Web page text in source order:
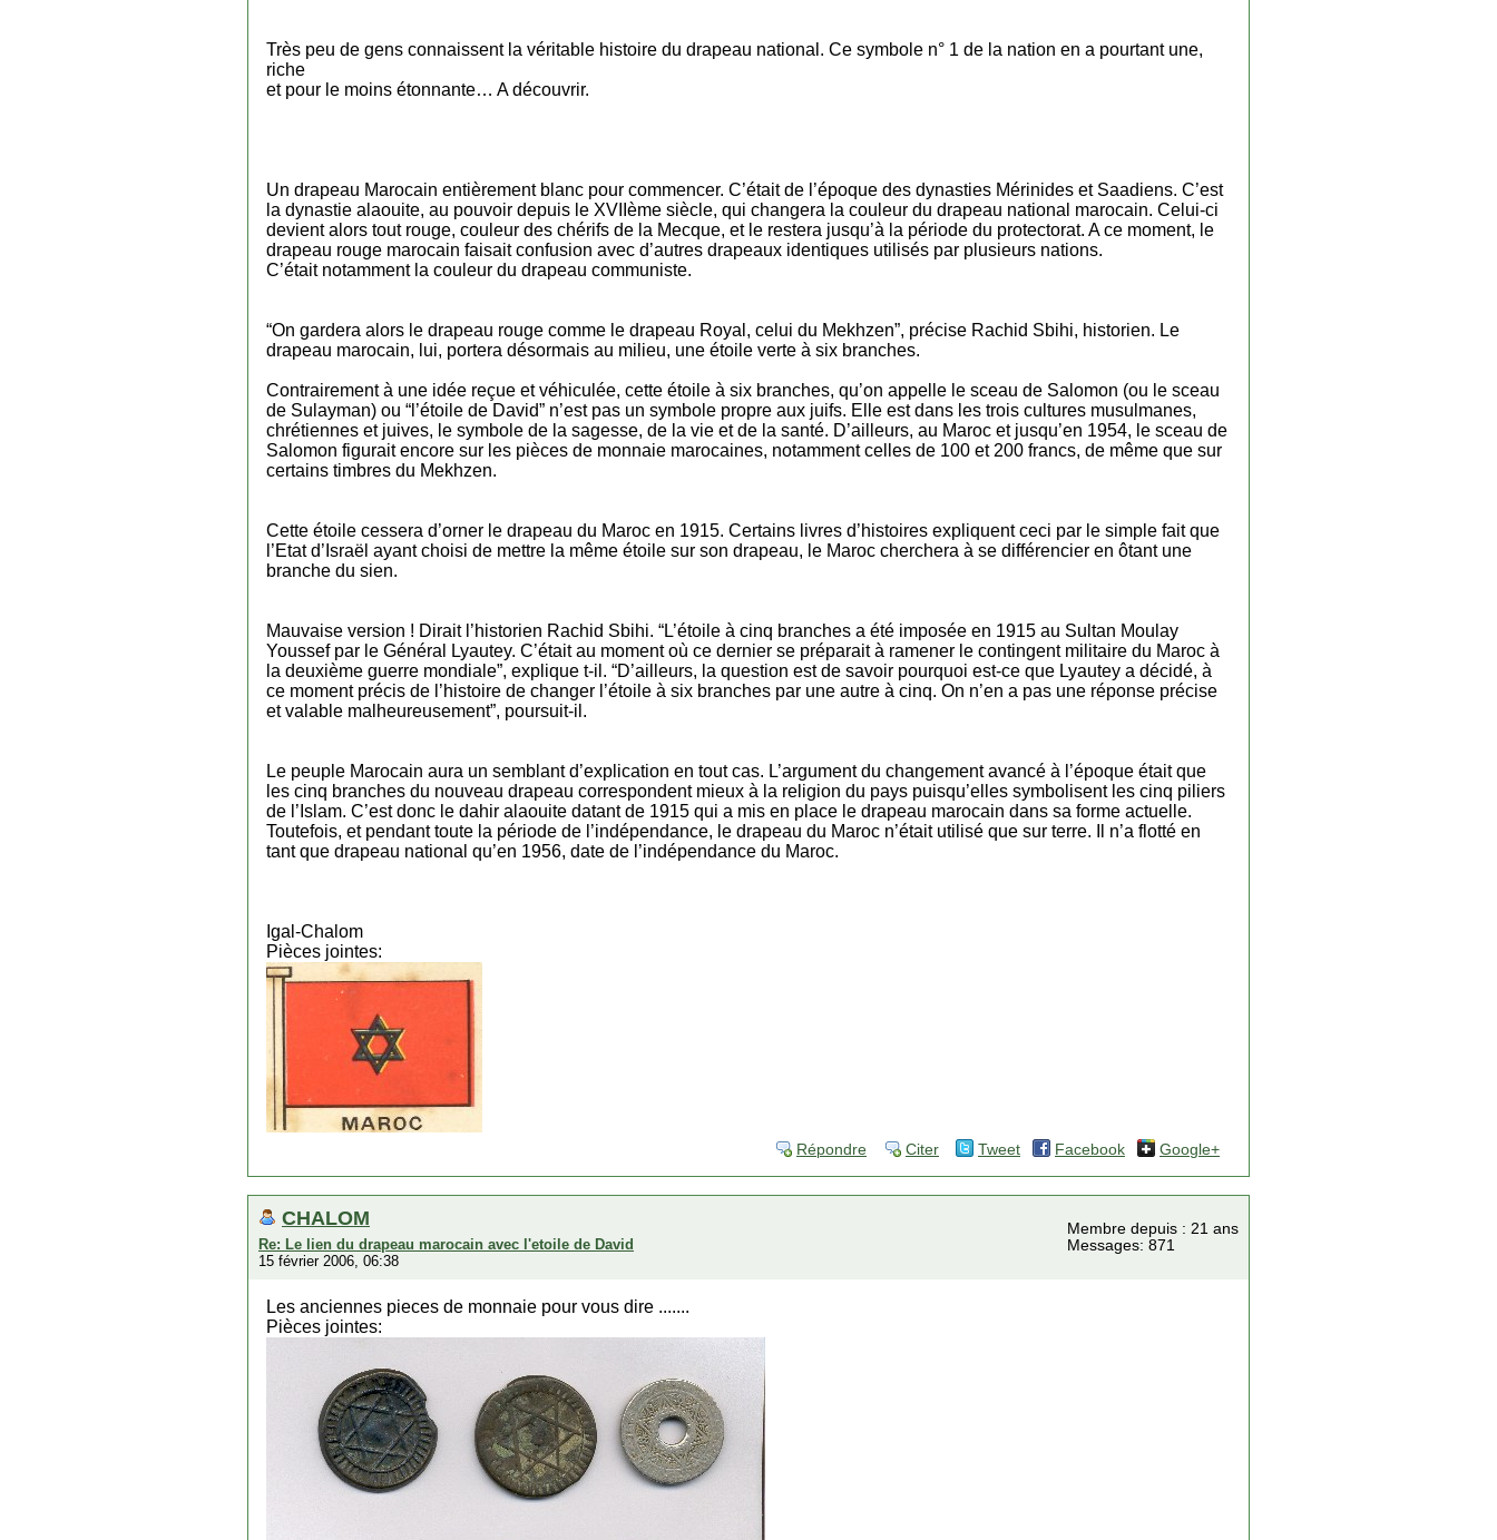
Très peu de gens connaissent la véritable histoire du drapeau national. Ce symbole n° 1 de la nation en a pourtant une,
riche
et pour le moins étonnante… A découvrir.
Un drapeau Marocain entièrement blanc pour commencer. C’était de l’époque des dynasties Mérinides et Saadiens. C’est
la dynastie alaouite, au pouvoir depuis le XVIIème siècle, qui changera la couleur du drapeau national marocain. Celui-ci
devient alors tout rouge, couleur des chérifs de la Mecque, et le restera jusqu’à la période du protectorat. A ce moment, le
drapeau rouge marocain faisait confusion avec d’autres drapeaux identiques utilisés par plusieurs nations.
C’était notamment la couleur du drapeau communiste.
“On gardera alors le drapeau rouge comme le drapeau Royal, celui du Mekhzen”, précise Rachid Sbihi, historien. Le
drapeau marocain, lui, portera désormais au milieu, une étoile verte à six branches.
Contrairement à une idée reçue et véhiculée, cette étoile à six branches, qu’on appelle le sceau de Salomon (ou le sceau
de Sulayman) ou “l’étoile de David” n’est pas un symbole propre aux juifs. Elle est dans les trois cultures musulmanes,
chrétiennes et juives, le symbole de la sagesse, de la vie et de la santé. D’ailleurs, au Maroc et jusqu’en 1954, le sceau de
Salomon figurait encore sur les pièces de monnaie marocaines, notamment celles de 100 et 200 francs, de même que sur
certains timbres du Mekhzen.
Cette étoile cessera d’orner le drapeau du Maroc en 1915. Certains livres d’histoires expliquent ceci par le simple fait que
l’Etat d’Israël ayant choisi de mettre la même étoile sur son drapeau, le Maroc cherchera à se différencier en ôtant une
branche du sien.
Mauvaise version ! Dirait l’historien Rachid Sbihi. “L’étoile à cinq branches a été imposée en 1915 au Sultan Moulay
Youssef par le Général Lyautey. C’était au moment où ce dernier se préparait à ramener le contingent militaire du Maroc à
la deuxième guerre mondiale”, explique t-il. “D’ailleurs, la question est de savoir pourquoi est-ce que Lyautey a décidé, à
ce moment précis de l’histoire de changer l’étoile à six branches par une autre à cinq. On n’en a pas une réponse précise
et valable malheureusement”, poursuit-il.
Le peuple Marocain aura un semblant d’explication en tout cas. L’argument du changement avancé à l’époque était que
les cinq branches du nouveau drapeau correspondent mieux à la religion du pays puisqu’elles symbolisent les cinq piliers
de l’Islam. C’est donc le dahir alaouite datant de 1915 qui a mis en place le drapeau marocain dans sa forme actuelle.
Toutefois, et pendant toute la période de l’indépendance, le drapeau du Maroc n’était utilisé que sur terre. Il n’a flotté en
tant que drapeau national qu’en 1956, date de l’indépendance du Maroc.
Igal-Chalom
Pièces jointes:
Répondre Citer Tweet Facebook Google+
CHALOM
Re: Le lien du drapeau marocain avec l'etoile de David
15 février 2006, 06:38
Membre depuis : 21 ans
Messages: 871
Les anciennes pieces de monnaie pour vous dire .......
Pièces jointes: